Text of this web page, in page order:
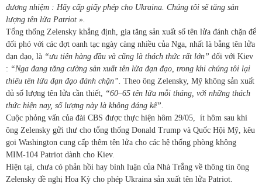
đương nhiệm : Hãy cấp giấy phép cho Ukraina. Chúng tôi sẽ tăng sản
lượng tên lửa Patriot ».
Tổng thống Zelensky khẳng định, gia tăng sản xuất số tên lửa đánh chặn để
đối phó với các đợt oanh tạc ngày càng nhiều của Nga, nhất là bằng tên lửa
đạn đạo, là “ưu tiên hàng đầu và cũng là thách thức rất lớn” đối với Kiev
: “Nga đang tăng cường sản xuất tên lửa đạn đạo, trong khi chúng tôi lại
thiếu tên lửa đạn đạo đánh chặn”. Theo ông Zelensky, Mỹ không sản xuất
đủ số lượng tên lửa cần thiết,
“60–65 tên lửa mỗi tháng, với những thách
thức hiện nay, số lượng này là không đáng kể”.
Cuộc phỏng vấn của đài CBS được thực hiện hôm 29/05, ít hôm sau khi
ông Zelensky gửi thư cho tổng thống Donald Trump và Quốc Hội Mỹ, kêu
gọi Washington cung cấp thêm tên lửa cho các hệ thống phòng không
MIM-104 Patriot dành cho Kiev.
Hiện tại, chưa có phản hồi hay bình luận của Nhà Trắng về thông tin ông
Zelensky đề nghị Hoa Kỳ cho phép Ukraina sản xuất tên lửa Patriot.